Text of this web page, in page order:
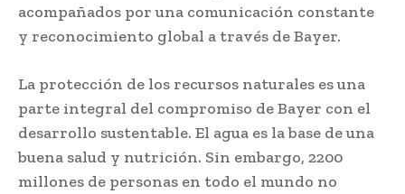
acompañados por una comunicación constante
y reconocimiento global a través de Bayer.
La protección de los recursos naturales es una
parte integral del compromiso de Bayer con el
desarrollo sustentable. El agua es la base de una
buena salud y nutrición. Sin embargo, 2200
millones de personas en todo el mundo no